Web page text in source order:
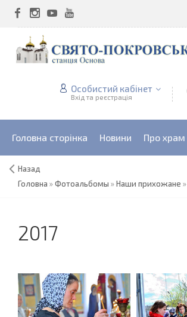
Особистий кабінет
Вхід та реєстрація
Головна сторінка Новини Про храм
Назад
Головна »Фотоальбомы »Наши прихожане »
2017